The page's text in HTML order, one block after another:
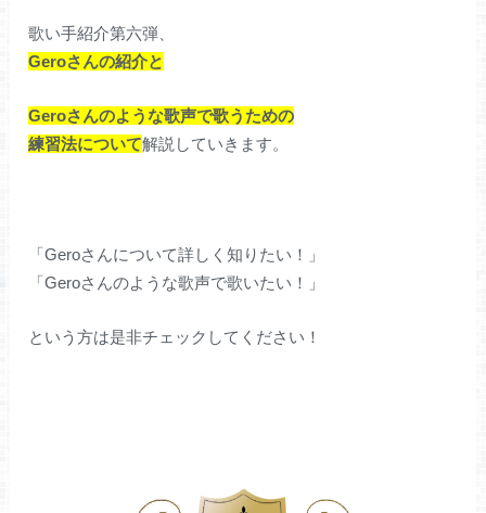
歌い手紹介第六弾、
Geroさんの紹介と
Geroさんのような歌声で歌うための
練習法について解説していきます。
「Geroさんについて詳しく知りたい！」
「Geroさんのような歌声で歌いたい！」
という方は是非チェックしてください！